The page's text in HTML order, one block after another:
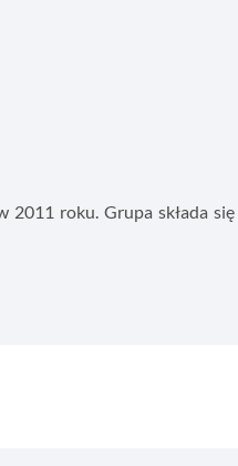
roku. Grupa składa